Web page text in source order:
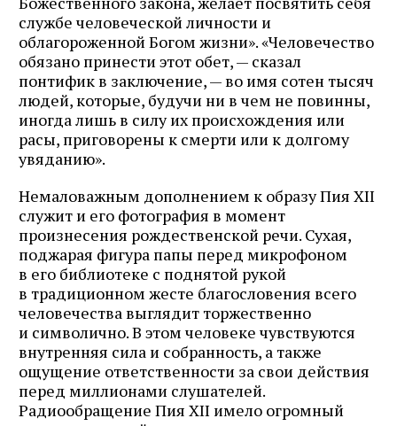
службе человеческой личности и
облагороженной Богом жизни». «Человечество
обязано принести этот обет, — сказал
понтифик в заключение, — во имя сотен тысяч
людей, которые, будучи ни в чем не повинны,
иногда лишь в силу их происхождения или
расы, приговорены к смерти или к долгому
увяданию».
Немаловажным дополнением к образу Пия XII
служит и его фотография в момент
произнесения рождественской речи. Сухая,
поджарая фигура папы перед микрофоном
в его библиотеке с поднятой рукой
в традиционном жесте благословения всего
человечества выглядит торжественно
и символично. В этом человеке чувствуются
внутренняя сила и собранность, а также
ощущение ответственности за свои действия
перед миллионами слушателей.
Радиообращение Пия XII имело огромный